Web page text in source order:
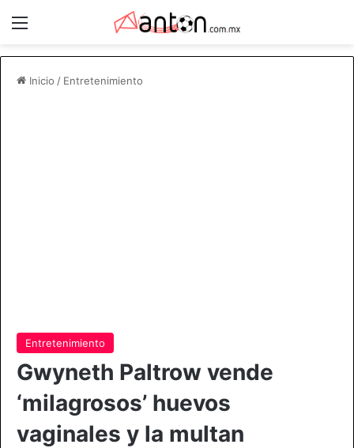
Menú
Inicio / Entretenimiento
Entretenimiento
Gwyneth Paltrow vende
‘milagrosos’ huevos
vaginales y la multan